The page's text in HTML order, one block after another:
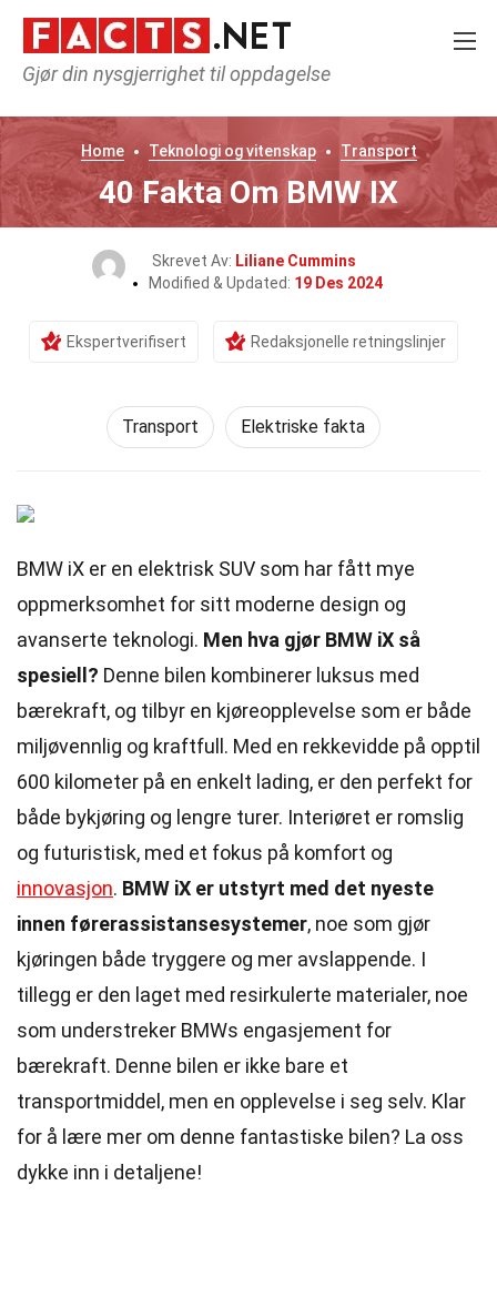
Gjør din nysgjerrighet til oppdagelse
Home Teknologi og vitenskap Transport
40 Fakta Om BMW IX
Skrevet Av: Liliane Cummins
Modified & Updated: 19 Des 2024
Ekspertverifisert Redaksjonelle retningslinjer
Transport Elektriske fakta
BMW iX er en elektrisk SUV som har fått mye
oppmerksomhet for sitt moderne design og
avanserte teknologi. Men hva gjør BMW iX så
spesiell? Denne bilen kombinerer luksus med
bærekraft, og tilbyr en kjøreopplevelse som er både
miljøvennlig og kraftfull. Med en rekkevidde på opptil
600 kilometer på en enkelt lading, er den perfekt for
både bykjøring og lengre turer. Interiøret er romslig
og futuristisk, med et fokus på komfort og
innovasjon. BMW iX er utstyrt med det nyeste
innen førerassistansesystemer, noe som gjør
kjøringen både tryggere og mer avslappende. I
tillegg er den laget med resirkulerte materialer, noe
som understreker BMWs engasjement for
bærekraft. Denne bilen er ikke bare et
transportmiddel, men en opplevelse i seg selv. Klar
for å lære mer om denne fantastiske bilen? La oss
dykke inn i detaljene!